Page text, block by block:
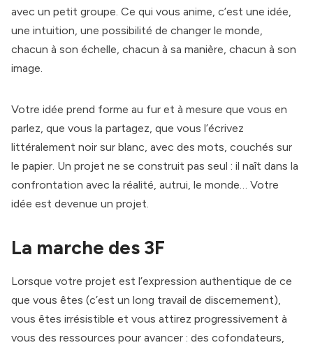
avec un petit groupe. Ce qui vous anime, c’est une idée,
une intuition, une possibilité de changer le monde,
chacun à son échelle, chacun à sa manière, chacun à son
image.
Votre idée prend forme au fur et à mesure que vous en
parlez, que vous la partagez, que vous l’écrivez
littéralement noir sur blanc, avec des mots, couchés sur
le papier. Un projet ne se construit pas seul : il naît dans la
confrontation avec la réalité, autrui, le monde… Votre
idée est devenue un projet.
La marche des 3F
Lorsque votre projet est l’expression authentique de ce
que vous êtes (c’est un long travail de discernement),
vous êtes irrésistible et vous attirez progressivement à
vous des ressources pour avancer : des cofondateurs,